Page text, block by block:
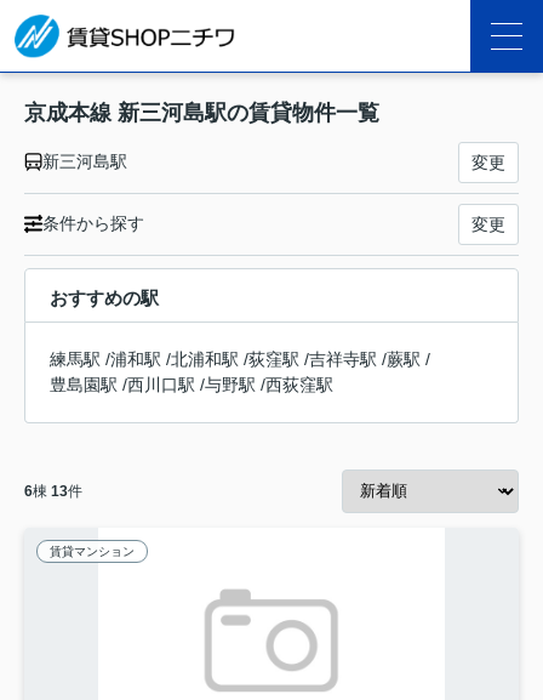
京成本線 新三河島駅の賃貸物件一覧
新三河島駅 変更
条件から探す 変更
おすすめの駅
練馬駅 /浦和駅 /北浦和駅 /荻窪駅 /吉祥寺駅 /蕨駅 /
豊島園駅 /西川口駅 /与野駅 /西荻窪駅
6棟 13件
賃貸マンション